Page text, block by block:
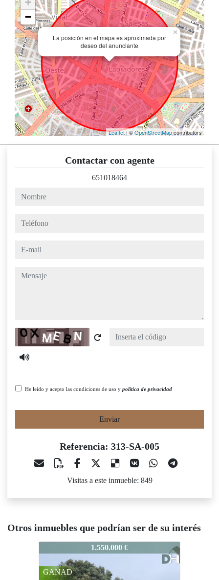
La posición en el mapa es aproximada por
deseo del anunciante
×
−
Leaflet| ©OpenStreetMapcontributors
Contactar con agente
651018464
nombre
teléfono
e-mail
mensaje
Captcha
He leído y acepto las condiciones de uso y política de privacidad
Enviar
Referencia: 313-SA-005
Visitas a este inmueble: 849
Otros inmuebles que podrían ser de su interés
313-SA-
1.000.000 €
Rebajado